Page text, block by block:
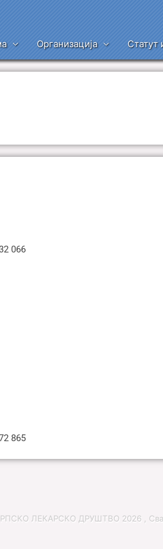
Организација Статут
066
865
ЛЕКАРСКО ДРУШТВО 2026 , Сва